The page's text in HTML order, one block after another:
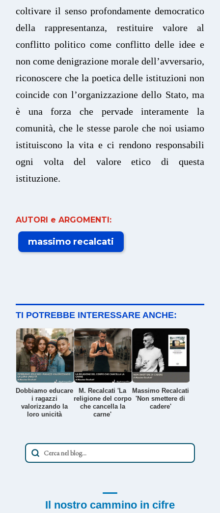
coltivare il senso profondamente democratico
della rappresentanza, restituire valore al
conflitto politico come conflitto delle idee e
non come denigrazione morale dell’avversario,
riconoscere che la poetica delle istituzioni non
coincide con l’organizzazione dello Stato, ma
è una forza che pervade interamente la
comunità, che le stesse parole che noi usiamo
istituiscono la vita e ci rendono responsabili
ogni volta del valore etico di questa
istituzione.
AUTORI e ARGOMENTI:
massimo recalcati
TI POTREBBE INTERESSARE ANCHE:
Dobbiamo educare
i ragazzi
valorizzando la
loro unicità
M. Recalcati 'La
religione del corpo
che cancella la
carne'
Massimo Recalcati
'Non smettere di
cadere'
Il nostro cammino in cifre